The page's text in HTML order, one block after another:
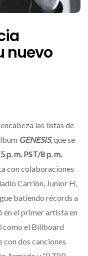
nuevo
las listas de
GENESIS, que se
p. m. PST/8 p. m.
con colaboraciones
Carrión, Junior H,
batiendo récords a
en el primer artista en
como el Billboard
con dos canciones